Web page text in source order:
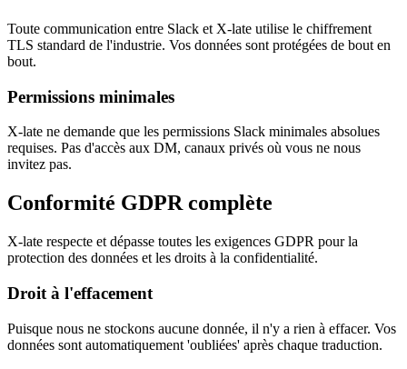
Toute communication entre Slack et X-late utilise le chiffrement
TLS standard de l'industrie. Vos données sont protégées de bout en
bout.
Permissions minimales
X-late ne demande que les permissions Slack minimales absolues
requises. Pas d'accès aux DM, canaux privés où vous ne nous
invitez pas.
Conformité GDPR complète
X-late respecte et dépasse toutes les exigences GDPR pour la
protection des données et les droits à la confidentialité.
Droit à l'effacement
Puisque nous ne stockons aucune donnée, il n'y a rien à effacer. Vos
données sont automatiquement 'oubliées' après chaque traduction.